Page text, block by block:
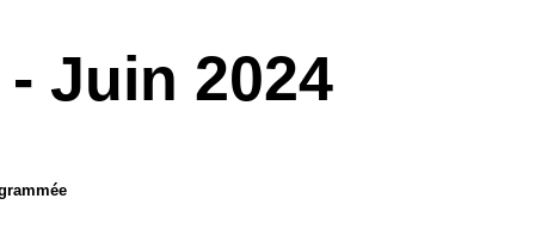
Juin 2024